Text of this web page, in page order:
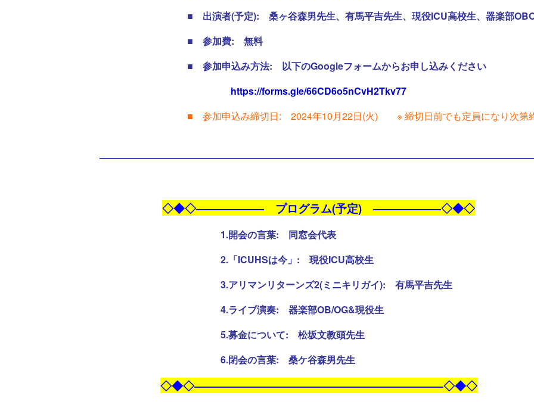
■ 出演者(予定): 桑ヶ谷森男先生、有馬平吉先生、現役ICU高校生、器楽部
■ 参加費: 無料
■ 参加申込み方法: 以下のGoogleフォームからお申し込みください
https://forms.gle/66CD6o5nCvH2Tkv77
■ 参加申込み締切日: 2024年10月22日(火) ※ 締切日前でも定員になり次第
◇◆◇―――――― プログラム(予定) ――――――◇◆◇
1.開会の言葉: 同窓会代表
2.「ICUHSは今」: 現役ICU高校生
3.アリマンリターンズ2(ミニキリガイ): 有馬平吉先生
4.ライブ演奏: 器楽部OB/OG&現役生
5.募金について: 松坂文教頭先生
6.閉会の言葉: 桑ケ谷森男先生
◇◆◇――――――――――――――――――――――◇◆◇